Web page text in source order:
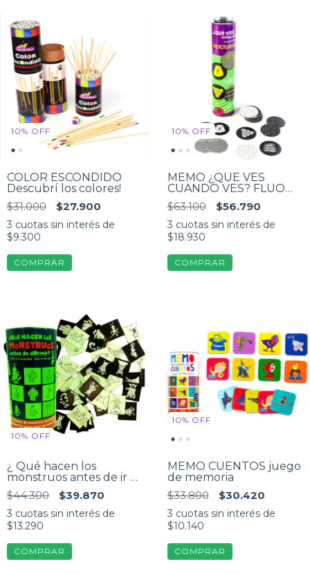
10% OFF
COLOR ESCONDIDO
Descubrí los colores!
$31.000
$27.900
3 cuotas sin interés de
$9.300
10% OFF
MEMO ¿QUE VES
CUANDO VES? FLUO
Juego de Memoria
Fluorescente con
ilusiones ópticas. De 6 a
99 años. niños y adultos
$63.100 $56.790
3 cuotas sin interés de
$18.930
10% OFF
¿ Qué hacen los
monstruos antes de ir a
dormir? Juego de
memoria
$44.300 $39.870
3 cuotas sin interés de
$13.290
10% OFF
MEMO CUENTOS juego
de memoria
$33.800
$30.420
3 cuotas sin interés de
$10.140